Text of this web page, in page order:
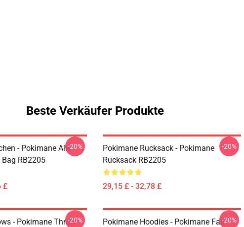
Beste Verkäufer Produkte
- Pokimane Alle
Bag RB2205
£
-20%
Pokimane Rucksack - Pokimane
Rucksack RB2205
29,15 £ - 32,78 £
-20%
- Pokimane Throw-20%
Pokimane Hoodies - Pokimane Fan-20%